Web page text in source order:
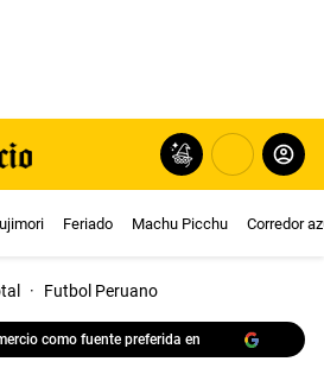
Feriado Machu Picchu Corredor
· Futbol Peruano
como fuente preferida en